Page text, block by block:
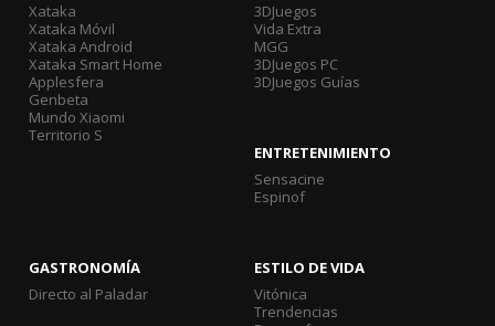
Xataka
Xataka Móvil
Xataka Android
Xataka Smart Home
Applesfera
Genbeta
Mundo Xiaomi
Territorio S
3DJuegos
Vida Extra
MGG
3DJuegos PC
3DJuegos Guías
ENTRETENIMIENTO
Sensacine
Espinof
GASTRONOMÍA
Directo al Paladar
ESTILO DE VIDA
Vitónica
Trendencias